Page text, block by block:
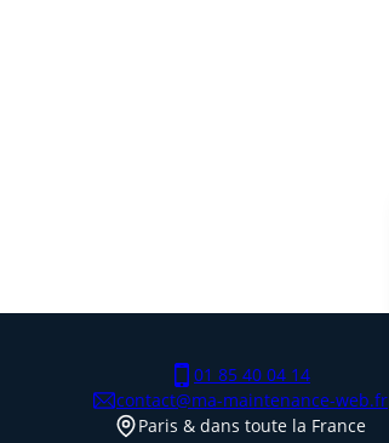
01 85 40 04 14
contact@ma-maintenance-web.fr
Paris & dans toute la France